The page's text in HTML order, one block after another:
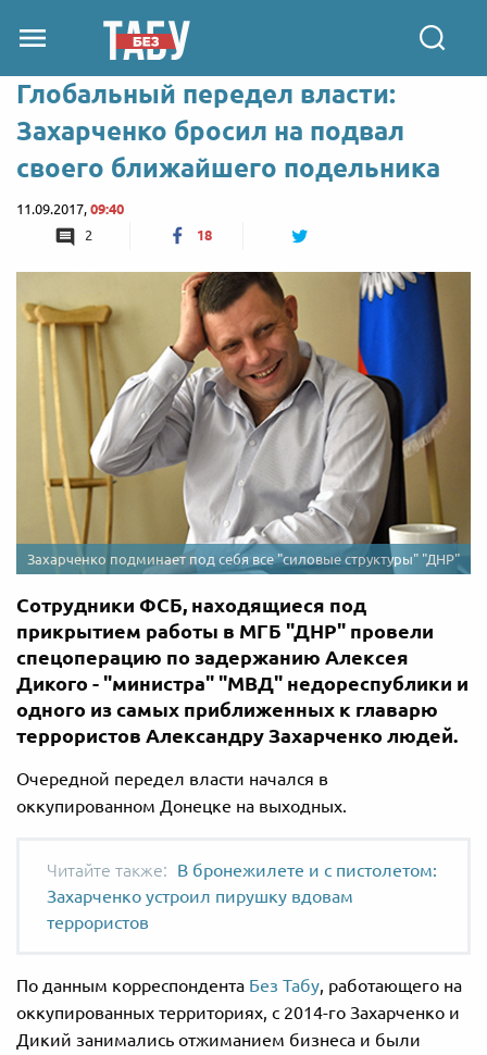
Глобальный передел власти:
Захарченко бросил на подвал
своего ближайшего подельника
11.09.2017, 09:40
2
18
Захарченко подминает под себя все "силовые структуры" "ДНР"
Сотрудники ФСБ, находящиеся под
прикрытием работы в МГБ "ДНР" провели
спецоперацию по задержанию Алексея
Дикого - "министра" "МВД" недореспублики и
одного из самых приближенных к главарю
террористов Александру Захарченко людей.
Очередной передел власти начался в
оккупированном Донецке на выходных.
В бронежилете и с пистолетом:
Захарченко устроил пирушку вдовам
террористов
По данным корреспондента Без Табу , работающего на
оккупированных территориях, с 2014-го Захарченко и
Дикий занимались отжиманием бизнеса и были